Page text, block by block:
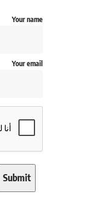
Your name
Your email